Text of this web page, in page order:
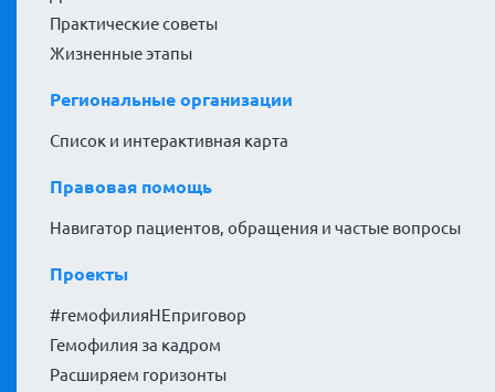
Практические советы
Жизненные этапы
Региональные организации
Список и интерактивная карта
Правовая помощь
Навигатор пациентов, обращения и частые вопросы
Проекты
#гемофилияНЕприговор
Гемофилия за кадром
Расширяем горизонты